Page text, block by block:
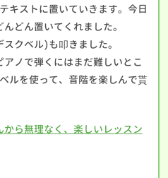
キストに置いていきます。今日
どん置いてくれました。
クベル)も叩きました。
ノで弾くにはまだ難しいとこ
ルを使って、音階を楽しんで貰
から無理なく、楽しいレッスン